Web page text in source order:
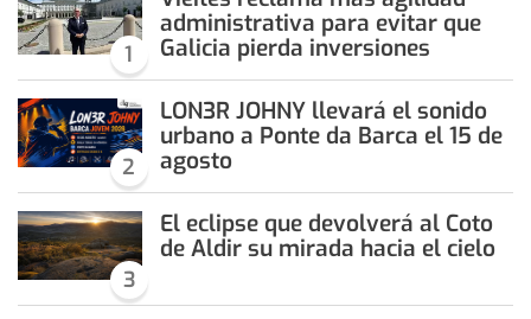
1
administrativa para evitar que
Galicia pierda inversiones
2
LON3R JOHNY llevará el sonido
urbano a Ponte da Barca el 15 de
agosto
3
El eclipse que devolverá al Coto
de Aldir su mirada hacia el cielo